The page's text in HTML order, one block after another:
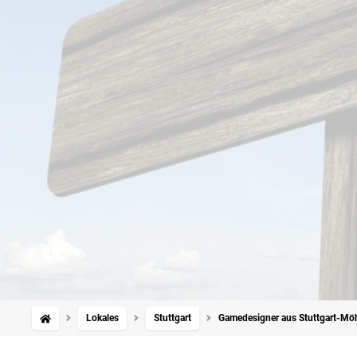
Lokales Stuttgart Gamedesigner aus Stuttgart-